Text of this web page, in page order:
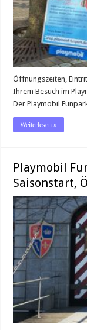
Öffnungszeiten,
Ihrem Besuch im
Der Playmobil
Weiterlesen »
Playmobil
Saisonstart,